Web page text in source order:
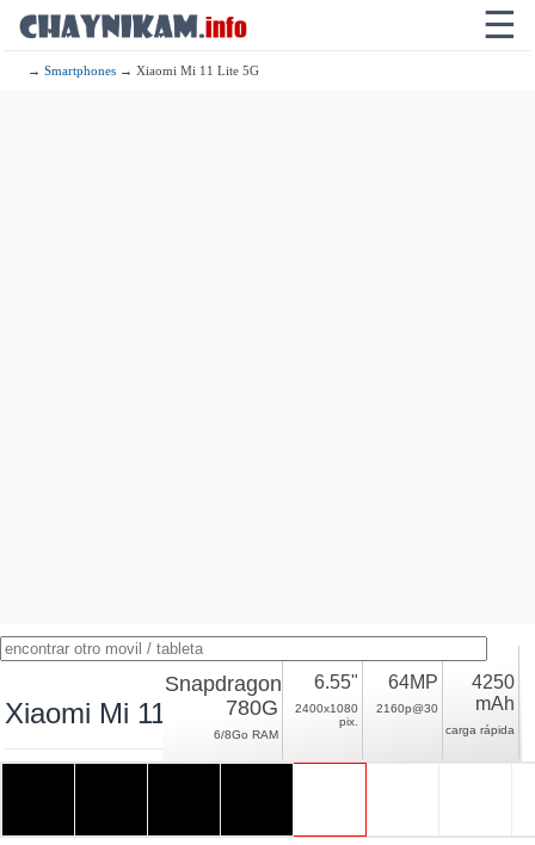
☰
→Smartphones → Xiaomi Mi 11 Lite 5G
Xiaomi Mi 11 Lite 5G
Snapdragon
780G
6/8Go RAM
6.55"
2400x1080
pix.
64MP
2160p@30
4250
mAh
carga rápida